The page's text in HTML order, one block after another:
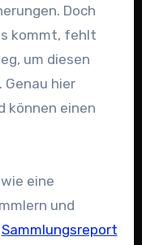
Doch
kommt, fehlt
um diesen
Genau hier
können einen
eine
und
Sammlungsreport